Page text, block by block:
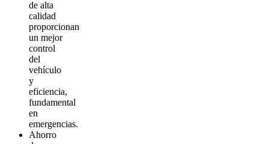
de alta
calidad
proporcionan
un mejor
control
del
vehículo
y
eficiencia,
fundamental
en
emergencias.
Ahorro